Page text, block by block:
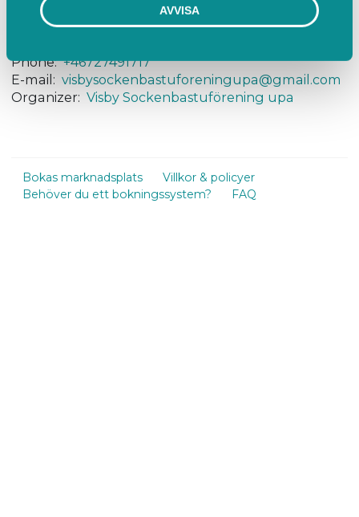
AVVISA
Kallis Visby, Strandgatan 2, Visby, Sverige
Phone: +46727491717
E-mail: visbysockenbastuforeningupa@gmail.com
Organizer: Visby Sockenbastuförening upa
Bokas marknadsplats
Villkor & policyer
Behöver du ett bokningssystem?
FAQ